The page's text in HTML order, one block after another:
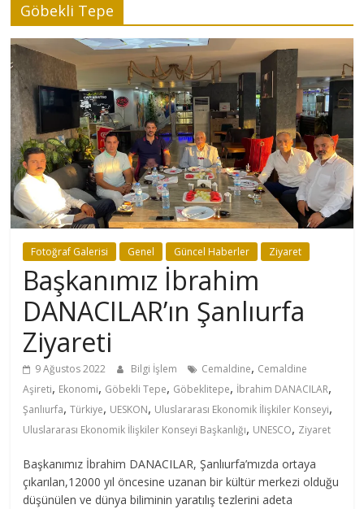
Göbekli Tepe
Fotoğraf Galerisi Genel Güncel Haberler Ziyaret
Başkanımız İbrahim
DANACILAR’ın Şanlıurfa
Ziyareti
9 Ağustos 2022 Bilgi İşlem Cemaldine, Cemaldine
Aşireti, Ekonomi, Göbekli Tepe, Göbeklitepe, İbrahim DANACILAR,
Şanlıurfa,Türkiye, UESKON, Uluslararası Ekonomik İlişkiler Konseyi,
Uluslararası Ekonomik İlişkiler Konseyi Başkanlığı, UNESCO, Ziyaret
Başkanımız İbrahim DANACILAR, Şanlıurfa’mızda ortaya
çıkarılan,12000 yıl öncesine uzanan bir kültür merkezi olduğu
düşünülen ve dünya biliminin yaratılış tezlerini adeta